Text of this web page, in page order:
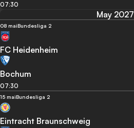
07:30
May 2027
08 maiBundesliga 2
FC Heidenheim
Bochum
07:30
15 maiBundesliga 2
Eintracht Braunschweig